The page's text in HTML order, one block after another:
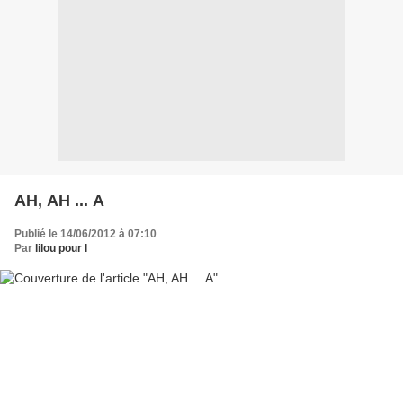
AH, AH ... A
Publié le 14/06/2012 à 07:10
Par lilou pour l